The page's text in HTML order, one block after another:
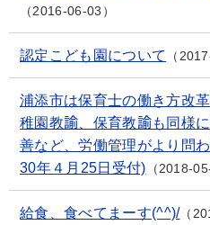
2016-06-03
認定こども園について
浦添市は保育士の働き方改
稚園教諭、保育教諭も同様
善など、労働管理がより問
30年４月25日受付)
2018-
給食、食べてまーす(^^)/